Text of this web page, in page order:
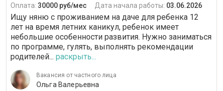
Оплата: 30000 руб/мес Дата начала работы: 03.06.2026
Ищу няню с проживанием на даче для ребенка 12
лет на время летних каникул, ребенок имеет
небольшие особенности развития. Нужно заниматься
по программе, гулять, выполнять рекомендации
родителей... раскрыть...
Вакансия от частного лица
Ольга Валерьевна